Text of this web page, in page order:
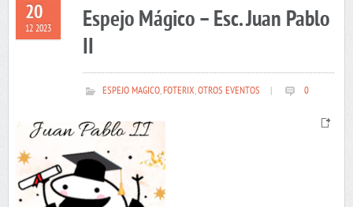
20
12 2023
Espejo Mágico – Esc. Juan Pablo
II
ESPEJO MAGICO,FOTERIX,OTROS EVENTOS 0